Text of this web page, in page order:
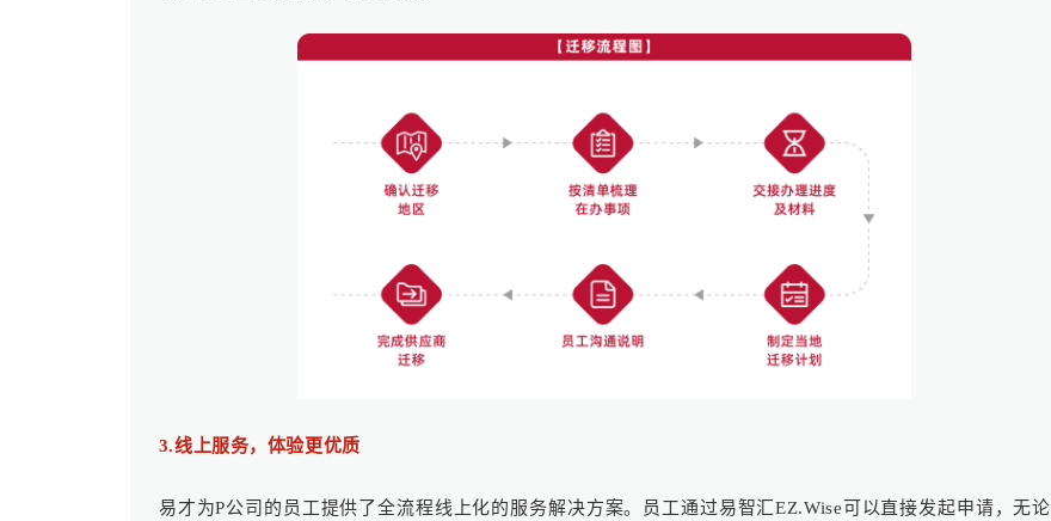
3.线上服务，体验更优质
易才为P公司的员工提供了全流程线上化的服务解决方案。员工通过易智汇EZ.Wise可以直接发起申请，无论